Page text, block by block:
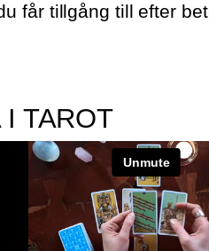
får tillgång till efter
TAROT